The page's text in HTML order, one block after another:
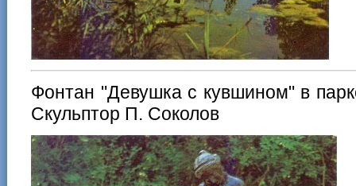
Фонтан "Девушка с кувшином" в
Скульптор П. Соколов